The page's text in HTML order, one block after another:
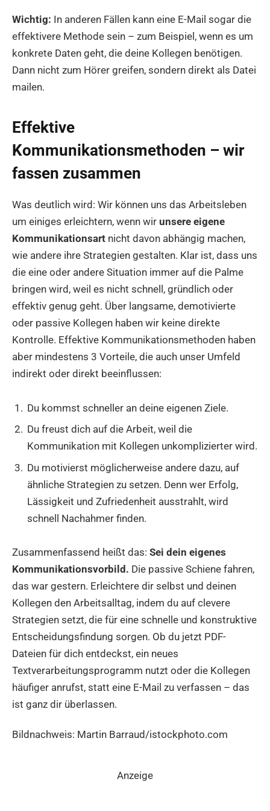
Wichtig: In anderen Fällen kann eine E-Mail sogar die
effektivere Methode sein – zum Beispiel, wenn es um
konkrete Daten geht, die deine Kollegen benötigen.
Dann nicht zum Hörer greifen, sondern direkt als Datei
mailen.
Effektive
Kommunikationsmethoden – wir
fassen zusammen
Was deutlich wird: Wir können uns das Arbeitsleben
um einiges erleichtern, wenn wir unsere eigene
Kommunikationsart nicht davon abhängig machen,
wie andere ihre Strategien gestalten. Klar ist, dass uns
die eine oder andere Situation immer auf die Palme
bringen wird, weil es nicht schnell, gründlich oder
effektiv genug geht. Über langsame, demotivierte
oder passive Kollegen haben wir keine direkte
Kontrolle. Effektive Kommunikationsmethoden haben
aber mindestens 3 Vorteile, die auch unser Umfeld
indirekt oder direkt beeinflussen:
Du kommst schneller an deine eigenen Ziele.
Du freust dich auf die Arbeit, weil die
Kommunikation mit Kollegen unkomplizierter wird.
Du motivierst möglicherweise andere dazu, auf
ähnliche Strategien zu setzen. Denn wer Erfolg,
Lässigkeit und Zufriedenheit ausstrahlt, wird
schnell Nachahmer finden.
Zusammenfassend heißt das: Sei dein eigenes
Kommunikationsvorbild. Die passive Schiene fahren,
das war gestern. Erleichtere dir selbst und deinen
Kollegen den Arbeitsalltag, indem du auf clevere
Strategien setzt, die für eine schnelle und konstruktive
Entscheidungsfindung sorgen. Ob du jetzt PDF-
Dateien für dich entdeckst, ein neues
Textverarbeitungsprogramm nutzt oder die Kollegen
häufiger anrufst, statt eine E-Mail zu verfassen – das
ist ganz dir überlassen.
Bildnachweis: Martin Barraud/istockphoto.com
Anzeige